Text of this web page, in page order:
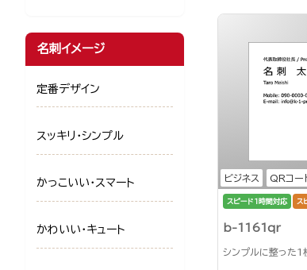
ビジネス QRコー
スピード1時間対応 ス
b-1161qr
シンプルに整った1
名刺イメージ
定番デザイン
スッキリ・シンプル
かっこいい・スマート
かわいい・キュート